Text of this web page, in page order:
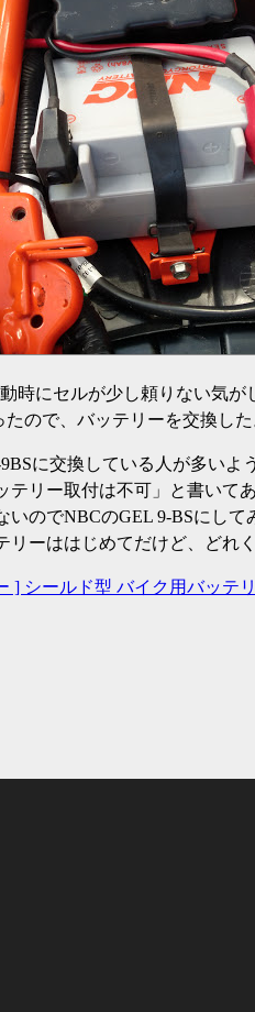
時にセルが少し頼りない気
ので、バッテリーを交換した
に交換している人が多いよ
テリー取付は不可」と書いて
のでNBCのGEL 9-BSにして
リーははじめてだけど、どれ
] シールド型 バイク用バッテ